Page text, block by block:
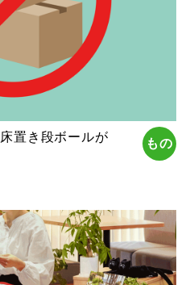
置き段ボールが
もの